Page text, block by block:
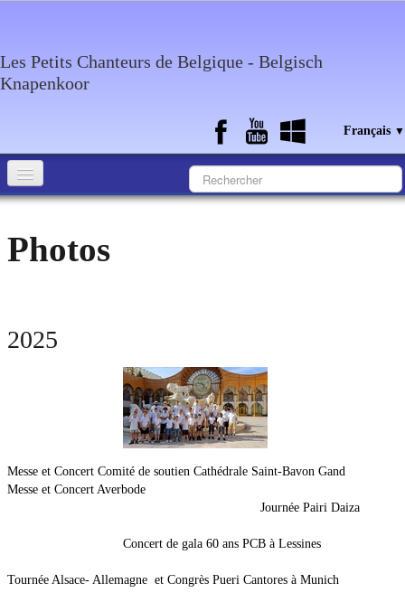
Les Petits Chanteurs de Belgique - Belgisch
Knapenkoor
Français ▼
Qui sommes-nous?
Sponsoring
Photos
2025
Messe et Concert Comité de soutien Cathédrale Saint-Bavon Gand
Messe et Concert Averbode
Journée Pairi Daiza
Concert de gala 60 ans PCB à Lessines
Tournée Alsace- Allemagne et Congrès Pueri Cantores à Munich